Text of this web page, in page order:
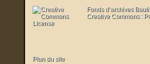
Fonds d’archives
Creative Commons :
Plan du site